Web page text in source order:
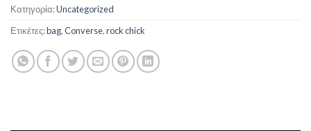
Κατηγορία:Uncategorized
Ετικέτες:bag,Converse,rock chick